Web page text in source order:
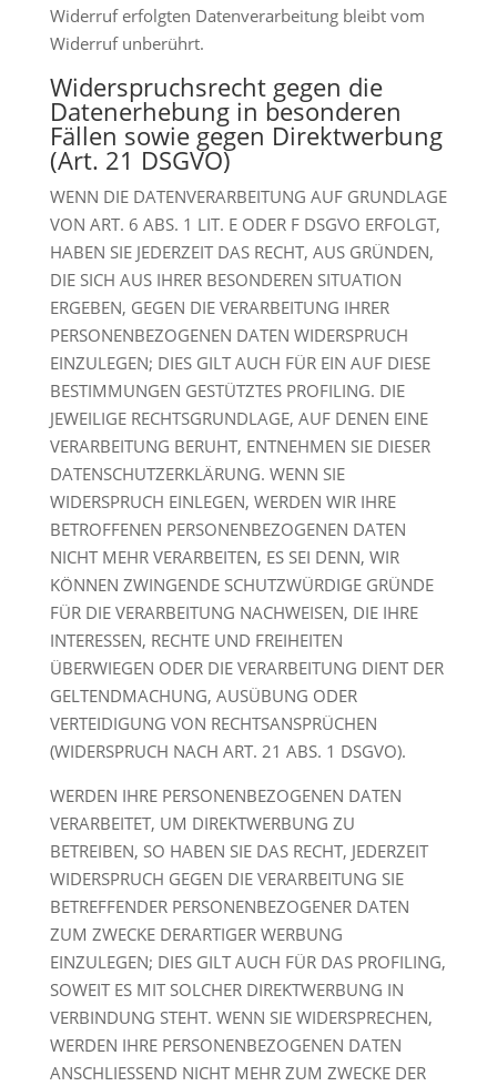
Widerruf erfolgten Datenverarbeitung bleibt vom
Widerruf unberührt.
Widerspruchsrecht gegen die
Datenerhebung in besonderen
Fällen sowie gegen Direktwerbung
(Art. 21 DSGVO)
WENN DIE DATENVERARBEITUNG AUF GRUNDLAGE
VON ART. 6 ABS. 1 LIT. E ODER F DSGVO ERFOLGT,
HABEN SIE JEDERZEIT DAS RECHT, AUS GRÜNDEN,
DIE SICH AUS IHRER BESONDEREN SITUATION
ERGEBEN, GEGEN DIE VERARBEITUNG IHRER
PERSONENBEZOGENEN DATEN WIDERSPRUCH
EINZULEGEN; DIES GILT AUCH FÜR EIN AUF DIESE
BESTIMMUNGEN GESTÜTZTES PROFILING. DIE
JEWEILIGE RECHTSGRUNDLAGE, AUF DENEN EINE
VERARBEITUNG BERUHT, ENTNEHMEN SIE DIESER
DATENSCHUTZERKLÄRUNG. WENN SIE
WIDERSPRUCH EINLEGEN, WERDEN WIR IHRE
BETROFFENEN PERSONENBEZOGENEN DATEN
NICHT MEHR VERARBEITEN, ES SEI DENN, WIR
KÖNNEN ZWINGENDE SCHUTZWÜRDIGE GRÜNDE
FÜR DIE VERARBEITUNG NACHWEISEN, DIE IHRE
INTERESSEN, RECHTE UND FREIHEITEN
ÜBERWIEGEN ODER DIE VERARBEITUNG DIENT DER
GELTENDMACHUNG, AUSÜBUNG ODER
VERTEIDIGUNG VON RECHTSANSPRÜCHEN
(WIDERSPRUCH NACH ART. 21 ABS. 1 DSGVO).
WERDEN IHRE PERSONENBEZOGENEN DATEN
VERARBEITET, UM DIREKTWERBUNG ZU
BETREIBEN, SO HABEN SIE DAS RECHT, JEDERZEIT
WIDERSPRUCH GEGEN DIE VERARBEITUNG SIE
BETREFFENDER PERSONENBEZOGENER DATEN
ZUM ZWECKE DERARTIGER WERBUNG
EINZULEGEN; DIES GILT AUCH FÜR DAS PROFILING,
SOWEIT ES MIT SOLCHER DIREKTWERBUNG IN
VERBINDUNG STEHT. WENN SIE WIDERSPRECHEN,
WERDEN IHRE PERSONENBEZOGENEN DATEN
ANSCHLIESSEND NICHT MEHR ZUM ZWECKE DER